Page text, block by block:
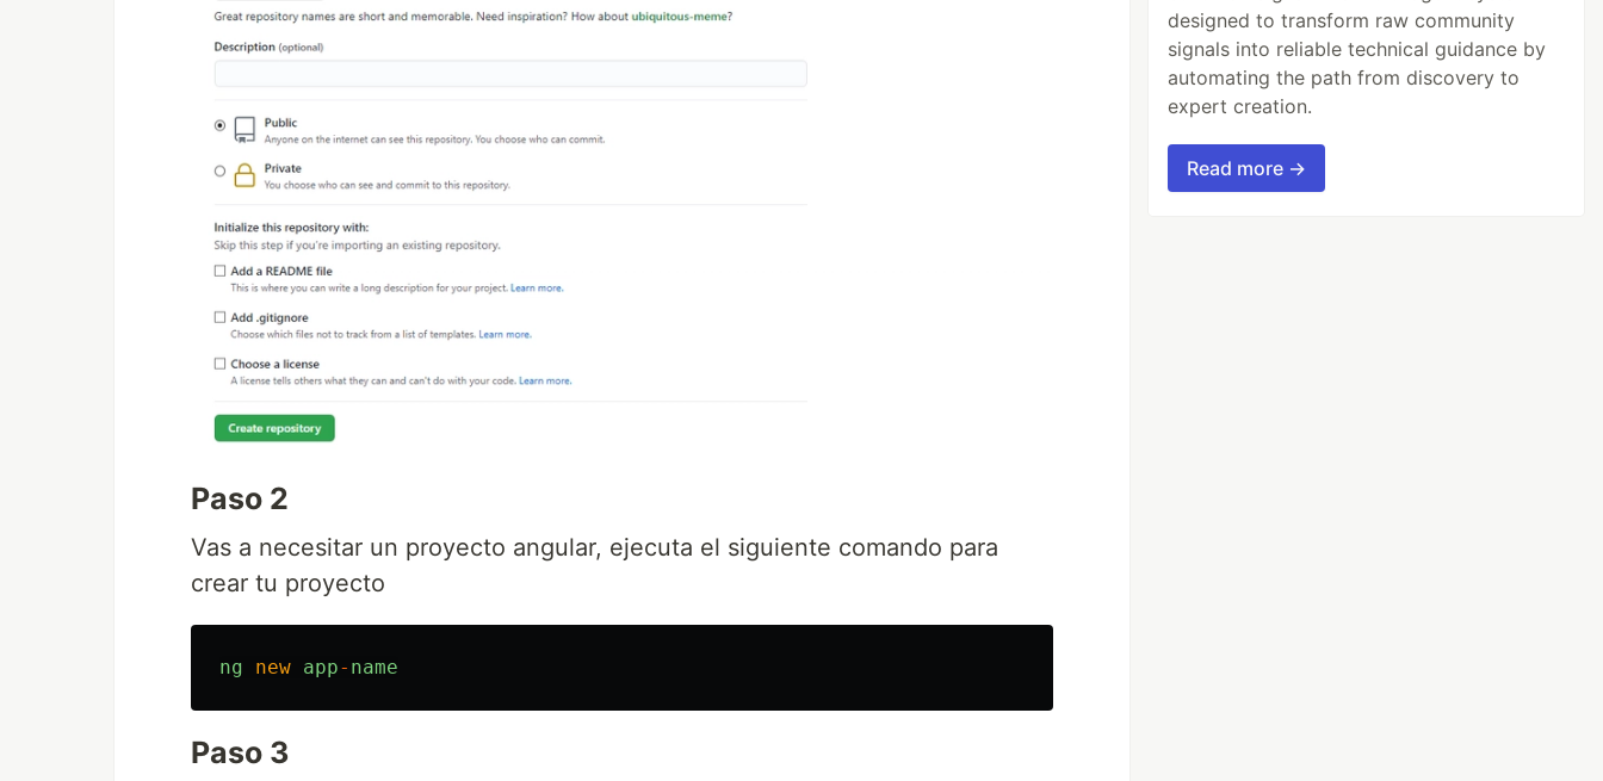
Paso 2
Vas a necesitar un proyecto angular, ejecuta el siguiente comando para
crear tu proyecto
ng new app- name
Paso 3
designed to transform raw community
signals into reliable technical guidance by
automating the path from discovery to
expert creation.
Read more →